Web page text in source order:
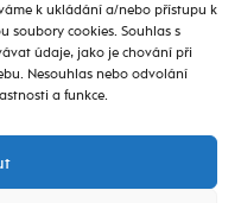
k ukládání a/nebo přístupu k
soubory cookies. Souhlas s
údaje, jako je chování při
Nesouhlas nebo odvolání
a funkce.
- ISSN 2695-0022